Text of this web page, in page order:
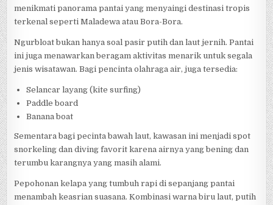
menikmati panorama pantai yang menyaingi destinasi tropis
terkenal seperti Maladewa atau Bora-Bora.
Ngurbloat bukan hanya soal pasir putih dan laut jernih. Pantai
ini juga menawarkan beragam aktivitas menarik untuk segala
jenis wisatawan. Bagi pencinta olahraga air, juga tersedia:
Selancar layang (kite surfing)
Paddle board
Banana boat
Sementara bagi pecinta bawah laut, kawasan ini menjadi spot
snorkeling dan diving favorit karena airnya yang bening dan
terumbu karangnya yang masih alami.
Pepohonan kelapa yang tumbuh rapi di sepanjang pantai
menambah keasrian suasana. Kombinasi warna biru laut, putih